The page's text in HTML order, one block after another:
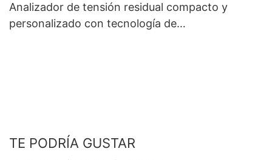
Analizador de tensión residual compacto y
personalizado con tecnología de
TE PODRÍA GUSTAR